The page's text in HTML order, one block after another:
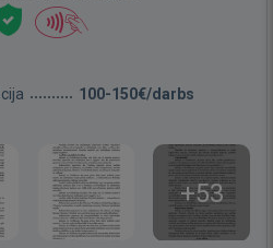
100-150€/darbs
+53